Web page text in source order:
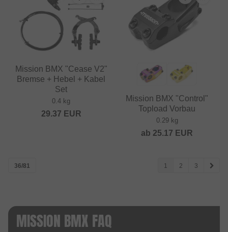
Mission BMX "Cease V2"
Bremse + Hebel + Kabel
Set
0.4 kg
29.37 EUR
Mission BMX "Control"
Topload Vorbau
0.29 kg
ab 25.17 EUR
36/81 1 2 3
MISSION BMX FAQ